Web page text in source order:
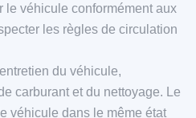
le véhicule conformément aux
les règles de circulation
du véhicule,
carburant et du nettoyage. Le
véhicule dans le même état